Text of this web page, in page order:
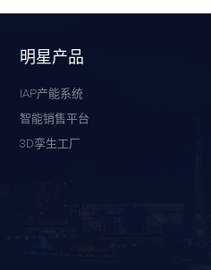
明星产品
IAP产能系统
智能销售平台
3D孪生工厂